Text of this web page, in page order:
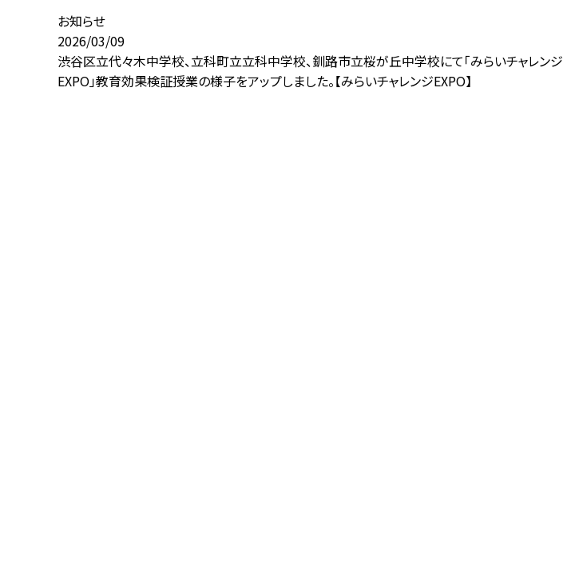
お知らせ
2026/03/09
渋谷区立代々木中学校、立科町立立科中学校、釧路市立桜が丘中学校にて「みらいチャレンジ
EXPO」教育効果検証授業の様子をアップしました。【みらいチャレンジEXPO】